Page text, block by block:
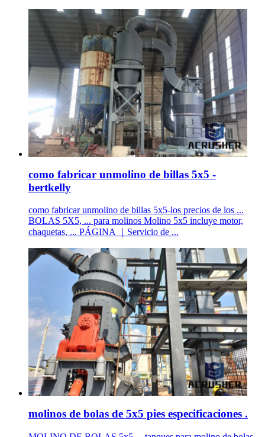
como fabricar unmolino de billas 5x5 -
bertkelly
como fabricar unmolino de billas 5x5-los precios de los ...
BOLAS 5X5, ... para molinos Molino 5x5 incluye motor,
chaquetas, ... PÁGINA ｜Servicio de ...
molinos de bolas de 5x5 pies especificaciones .